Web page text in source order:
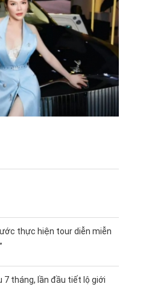
thực hiện tour diễn miễn
7 tháng, lần đầu tiết lộ giới